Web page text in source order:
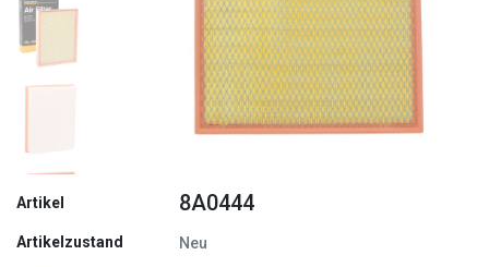
Zurück
Artikel 8A0444
Artikelzustand Neu